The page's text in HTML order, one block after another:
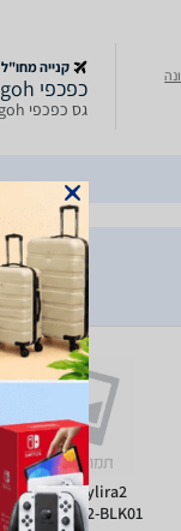
קנייה מחו"ל
כפכפי Guess Longoh נשים - שחור, 39
גס כפכפי Guess Longoh נשים
Guess Jaylira2
wgJAYLIRA2-BLK01